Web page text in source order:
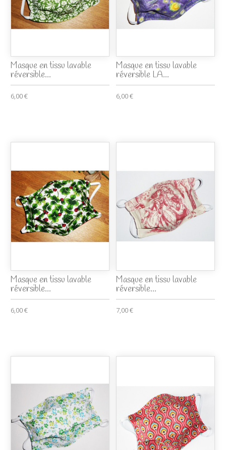
Masque en tissu lavable
réversible...
6,00 €
Masque en tissu lavable
réversible LA...
6,00 €
Masque en tissu lavable
réversible...
6,00 €
Masque en tissu lavable
réversible...
7,00 €